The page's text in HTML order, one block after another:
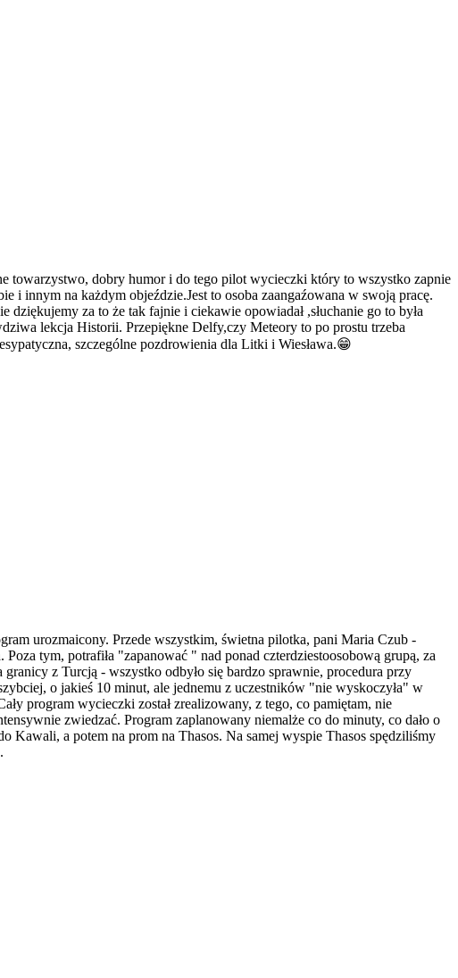
towarzystwo, dobry humor i do tego pilot wycieczki który to wszystko zapnie
i innym na każdym objeździe.Jest to osoba zaangaźowana w swoją pracę.
za to że tak fajnie i ciekawie opowiadał ,słuchanie go to była
lekcja Historii. Przepiękne Delfy,czy Meteory to po prostu trzeba
szczególne pozdrowienia dla Litki i Wiesława.😁
urozmaicony. Przede wszystkim, świetna pilotka, pani Maria Czub -
tym, potrafiła "zapanować " nad ponad czterdziestoosobową grupą, za
z Turcją - wszystko odbyło się bardzo sprawnie, procedura przy
o jakieś 10 minut, ale jednemu z uczestników "nie wyskoczyła" w
program wycieczki został zrealizowany, z tego, co pamiętam, nie
zwiedzać. Program zaplanowany niemalże co do minuty, co dało o
Kawali, a potem na prom na Thasos. Na samej wyspie Thasos spędziliśmy